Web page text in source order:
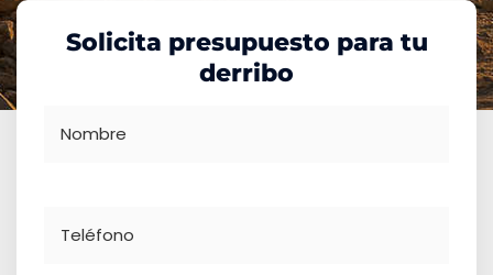
Solicita presupuesto para tu
derribo